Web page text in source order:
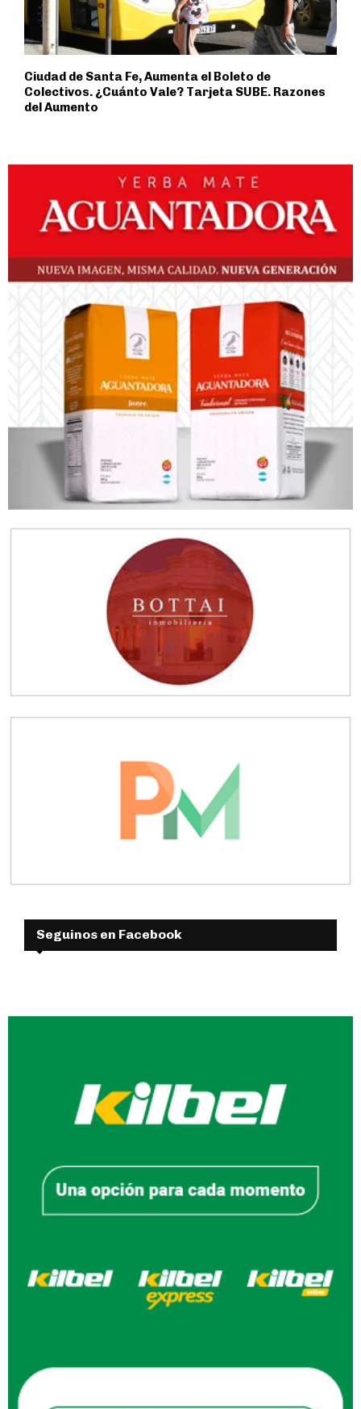
Ciudad de Santa Fe, Aumenta el Boleto de
Colectivos. ¿Cuánto Vale? Tarjeta SUBE. Razones
del Aumento
Seguinos en Facebook